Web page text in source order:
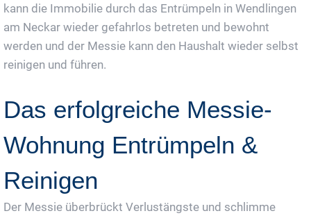
kann die Immobilie durch das Entrümpeln in Wendlingen
am Neckar wieder gefahrlos betreten und bewohnt
werden und der Messie kann den Haushalt wieder selbst
reinigen und führen.
Das erfolgreiche Messie-
Wohnung Entrümpeln &
Reinigen
Der Messie überbrückt Verlustängste und schlimme